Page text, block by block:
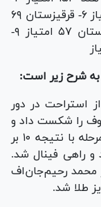
ازبکستان ۱۴۸ امتیاز ۵- قزاقستان ۱۳۳ امتیاز ۶- قرقیزستان ۶۹
امتیاز ۷- تاجیکستان ۶۲ امتیاز ۸- ترکمنستان ۵۷ امتیاز ۹-
به شرح زیر است:
از استراحت در دور
نتیجه ۱۱ بر ۱ هالمیرادوف را شکست داد و
به مرحله نیمه‌نهایی راه یافت. وی در این مرحله با نتیجه ۱۰ بر
راهی فینال شد.
پایانی با نتیجه ۱۰ بر صفر محمد رحیم‌جان‌اف
طلا شد.